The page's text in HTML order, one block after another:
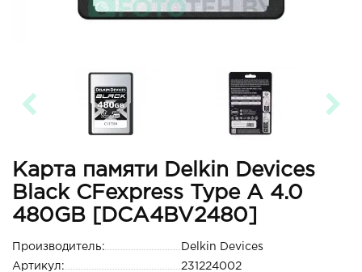
Карта памяти Delkin Devices
Black CFexpress Type A 4.0
480GB [DCA4BV2480]
Производитель:
Delkin Devices
Артикул:
231224002